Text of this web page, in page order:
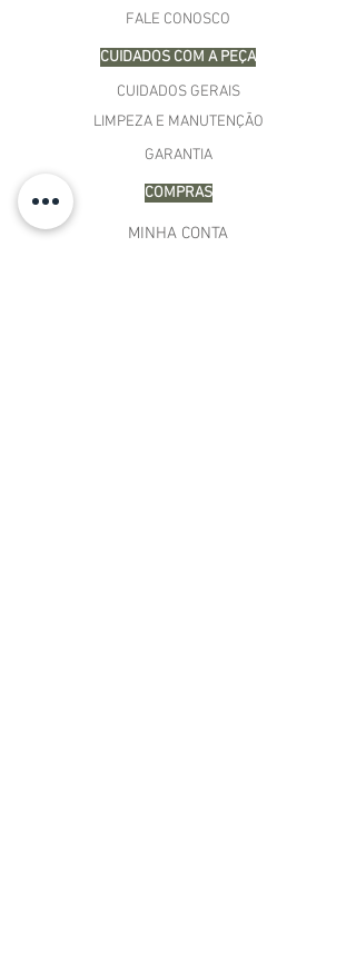
FALE CONOSCO
CUIDADOS COM A PEÇA
CUIDADOS GERAIS
LIMPEZA E MANUTENÇÃO
GARANTIA
COMPRAS
MINHA CONTA